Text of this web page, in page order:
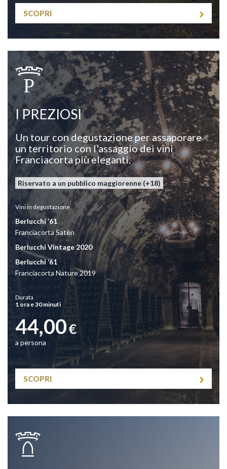
SCOPRI
P
I PREZIOSI
Un tour con degustazione per assaporare
un territorio con l'assaggio dei vini
Franciacorta più eleganti.
Riservato a un pubblico maggiorenne (+18)
Viniin degustazione
Berlucchi ’61
Franciacorta Satèn
Berlucchi Vintage 2020
Berlucchi ’61
Franciacorta Nature 2019
Durata
1 ora e 30 minuti
44,00€
a persona
SCOPRI